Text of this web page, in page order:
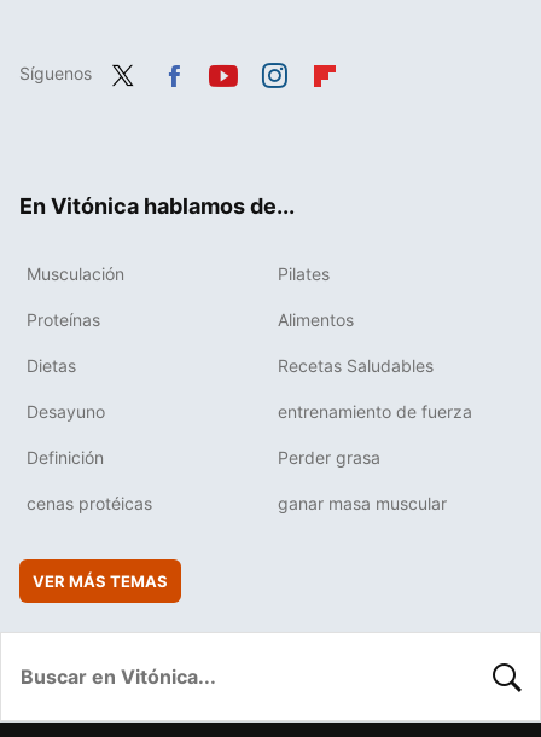
Síguenos
En Vitónica hablamos de...
Musculación Pilates
Proteínas Alimentos
Dietas Recetas Saludables
Desayuno entrenamiento de fuerza
Definición Perder grasa
cenas protéicas ganar masa muscular
VER MÁS TEMAS